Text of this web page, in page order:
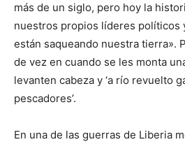
más de un siglo, pero hoy la
nuestros propios líderes políticos
están saqueando nuestra tierra».
de vez en cuando se les monta
levanten cabeza y ‘a río revuelto
pescadores’.
En una de las guerras de Liberia